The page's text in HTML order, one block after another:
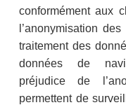
conformément aux
l’anonymisation
traitement des
données de
préjudice de
permettent de